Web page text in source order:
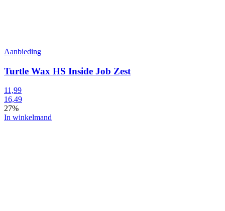
Aanbieding
Turtle Wax HS Inside Job Zest
11,99
16,49
27%
In winkelmand